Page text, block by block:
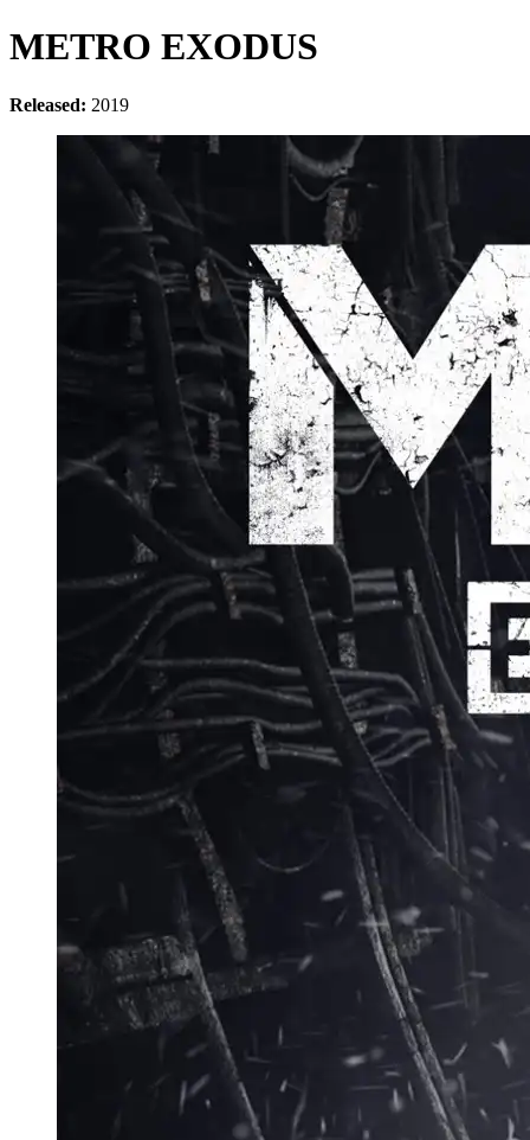
METRO EXODUS
Released: 2019